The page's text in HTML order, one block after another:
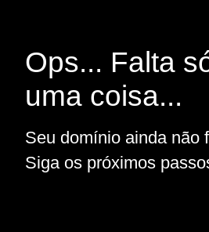
Ops... Falta
uma coisa...
Seu domínio ainda não
Siga os próximos